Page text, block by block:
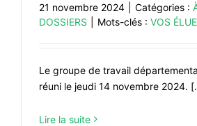
21 novembre 2024 Catégories :
DOSSIERS
Mots-clés : VOS
Le groupe de travail
réuni le jeudi 14 novembre 2024.
Lire la suite